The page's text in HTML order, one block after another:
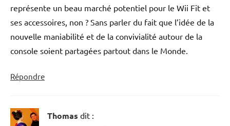
représente un beau marché potentiel pour le Wii Fit et
ses accessoires, non ? Sans parler du fait que l’idée de la
nouvelle maniabilité et de la convivialité autour de la
console soient partagées partout dans le Monde.
Répondre
Thomas dit :